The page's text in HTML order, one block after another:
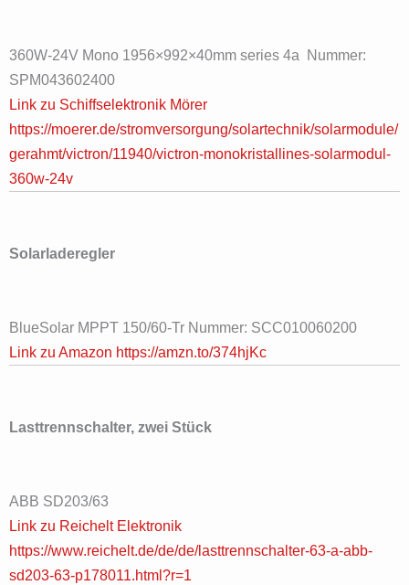
360W-24V Mono 1956×992×40mm series 4a Nummer:
SPM043602400
Link zu Schiffselektronik Mörer
https://moerer.de/stromversorgung/solartechnik/solarmodule/
gerahmt/victron/11940/victron-monokristallines-solarmodul-
360w-24v
Solarladeregler
BlueSolar MPPT 150/60-Tr Nummer: SCC010060200
Link zu Amazon https://amzn.to/374hjKc
Lasttrennschalter, zwei Stück
ABB SD203/63
Link zu Reichelt Elektronik
https://www.reichelt.de/de/de/lasttrennschalter-63-a-abb-
sd203-63-p178011.html?r=1